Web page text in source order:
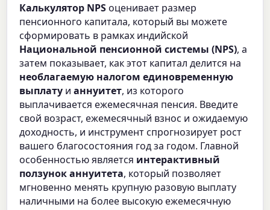
Калькулятор NPSоценивает размер
пенсионного капитала, который вы можете
сформировать в рамках индийской
Национальной пенсионной системы (NPS), а
затем показывает, как этот капитал делится на
необлагаемую налогом единовременную
выплату ианнуитет, из которого
выплачивается ежемесячная пенсия. Введите
свой возраст, ежемесячный взнос и ожидаемую
доходность, и инструмент спрогнозирует рост
вашего благосостояния год за годом. Главной
особенностью является интерактивный
ползунок аннуитета, который позволяет
мгновенно менять крупную разовую выплату
наличными на более высокую ежемесячную